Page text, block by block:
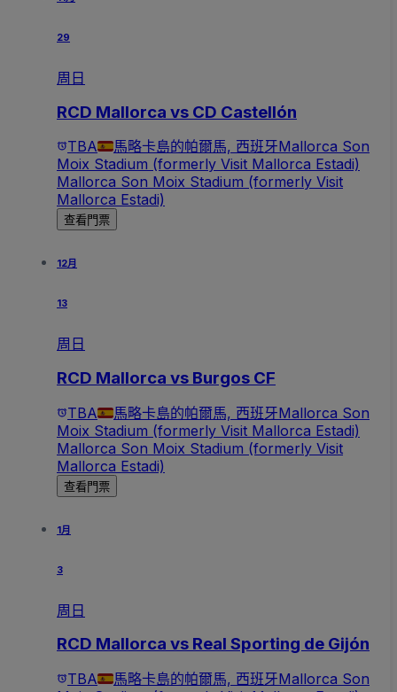
29
周日
RCD Mallorca vs CD Castellón
TBA 馬略卡島的帕爾馬, 西班牙Mallorca Son
Moix Stadium (formerly Visit Mallorca Estadi)
Mallorca Son Moix Stadium (formerly Visit
Mallorca Estadi)
查看門票
12月
13
周日
RCD Mallorca vs Burgos CF
TBA 馬略卡島的帕爾馬, 西班牙Mallorca Son
Moix Stadium (formerly Visit Mallorca Estadi)
Mallorca Son Moix Stadium (formerly Visit
Mallorca Estadi)
查看門票
1月
3
周日
RCD Mallorca vs Real Sporting de Gijón
TBA 馬略卡島的帕爾馬, 西班牙Mallorca Son